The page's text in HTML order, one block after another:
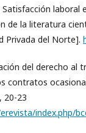
Satisfacción laboral
de la literatura
Privada del Norte].
del derecho al
contratos
20-23
index.php/